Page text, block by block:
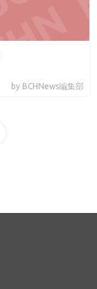
by BCHNews編集部